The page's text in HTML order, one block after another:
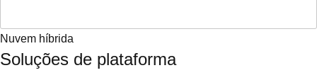
Nuvem híbrida
Soluções de plataforma